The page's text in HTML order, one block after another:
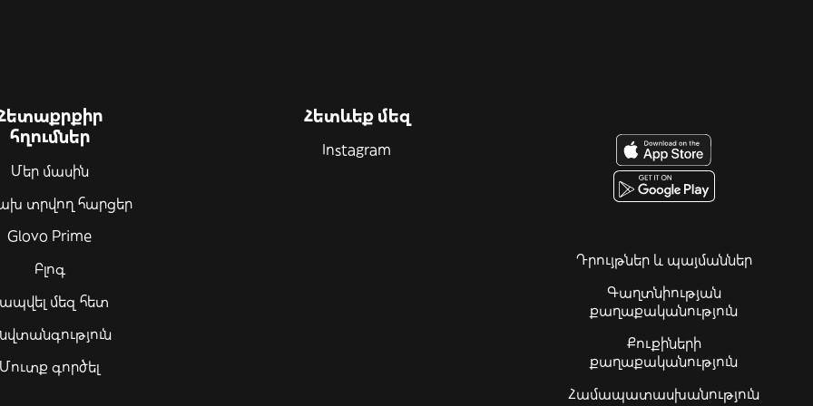
հղումներ
Մեր մասին
տրվող հարցեր
Glovo Prime
Բլոգ
մեզ հետ
Մուտք գործել
Հետևեք մեզ
Instagram
Դրույթներ և պայմաններ
Գաղտնիության
քաղաքականություն
Քուքիների
քաղաքականություն
Համապատասխանություն